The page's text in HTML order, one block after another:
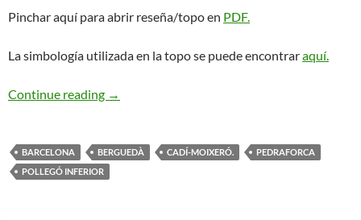
Pinchar aquí para abrir reseña/topo en PDF.
La simbología utilizada en la topo se puede encontraraquí.
Continue reading Somni de Pedra. Pedraforca
→
BARCELONA BERGUEDÀ CADÍ-MOIXERÓ.
PEDRAFORCA
POLLEGÓ INFERIOR